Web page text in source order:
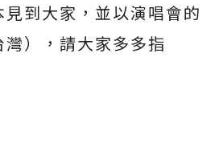
到大家， 並以演唱會的
），請大家多多指